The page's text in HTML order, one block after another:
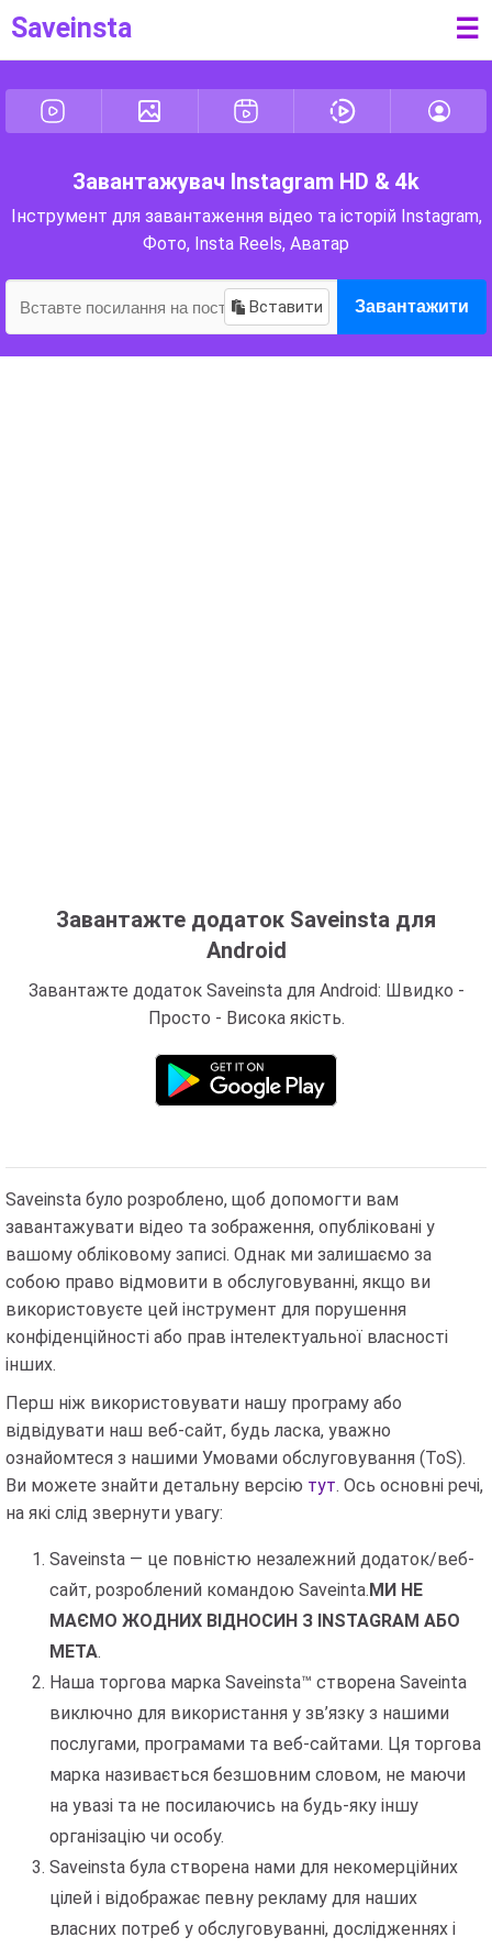
Saveinsta ☰
Завантажувач Instagram HD & 4k
Інструмент для завантаження відео та історій Instagram,
Фото, Insta Reels, Аватар
Вставити Завантажити
Завантажте додаток Saveinsta для
Android
Завантажте додаток Saveinsta для Android: Швидко -
Просто - Висока якість.
Saveinsta було розроблено, щоб допомогти вам
завантажувати відео та зображення, опубліковані у
вашому обліковому записі. Однак ми залишаємо за
собою право відмовити в обслуговуванні, якщо ви
використовуєте цей інструмент для порушення
конфіденційності або прав інтелектуальної власності
інших.
Перш ніж використовувати нашу програму або
відвідувати наш веб-сайт, будь ласка, уважно
ознайомтеся з нашими Умовами обслуговування (ToS).
Ви можете знайти детальну версію тут. Ось основні речі,
на які слід звернути увагу:
Saveinsta — це повністю незалежний додаток/веб-
сайт, розроблений командою Saveinta.МИ НЕ
МАЄМО ЖОДНИХ ВІДНОСИН З INSTAGRAM АБО
META.
Наша торгова марка Saveinsta™ створена Saveinta
виключно для використання у зв’язку з нашими
послугами, програмами та веб-сайтами. Ця торгова
марка називається безшовним словом, не маючи
на увазі та не посилаючись на будь-яку іншу
організацію чи особу.
Saveinsta була створена нами для некомерційних
цілей і відображає певну рекламу для наших
власних потреб у обслуговуванні, дослідженнях і